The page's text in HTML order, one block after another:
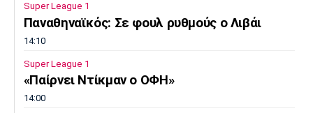
Super League 1
Παναθηναϊκός: Σε φουλ ρυθμούς ο Λιβάι
14:10
Super League 1
«Παίρνει Ντίκμαν ο ΟΦΗ»
14:00